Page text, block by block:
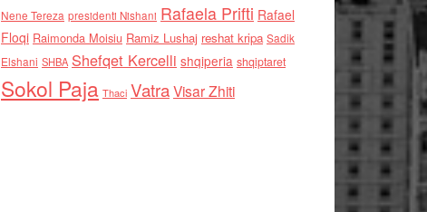
Nene Tereza presidenti Nishani Rafaela Prifti Rafael
Floqi Raimonda Moisiu Ramiz Lushaj reshat kripa Sadik
Elshani SHBA Shefqet Kercelli shqiperia shqiptaret
Sokol Paja Thaci VatraVisar Zhiti